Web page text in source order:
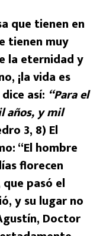
que tienen en
tienen muy
la eternidad y
¡la vida es
así: “Para el
años, y mil
3, 8) El
“El hombre
florecen
pasó el
y su lugar no
Doctor